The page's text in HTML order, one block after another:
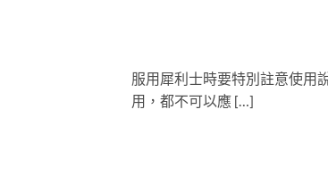
服用犀利士時要特別註意使用
用，都不可以應 […]